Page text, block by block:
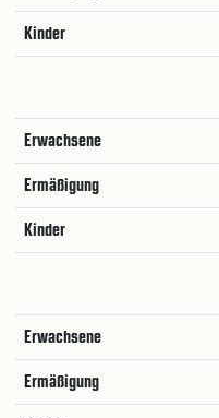
Kinder
Erwachsene
Ermäßigung
Kinder
Erwachsene
Ermäßigung